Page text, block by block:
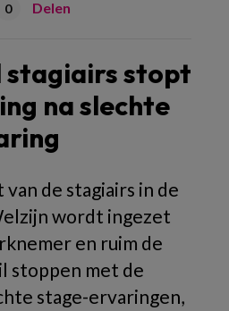
0 Delen
stagiairs stopt
na slechte
de stagiairs in de
wordt ingezet
en ruim de
stoppen met de
stage-ervaringen,